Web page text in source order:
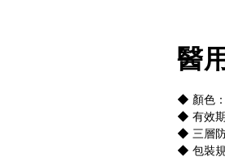
醫
◆ 顏色
◆ 有效
◆ 三層
◆ 包裝